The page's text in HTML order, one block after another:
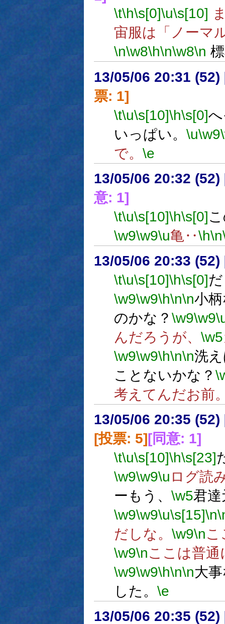
\t\h\s[0]\u\s[10]
宙服は「ノーマ
\n\w8\h\n\w8\n
13/05/06 20:31 (52)
票: 1]
\t\u\s[10]\h\s[0]
いっぱい。 \u\w9
で。 \e
13/05/06 20:32 (52)
意: 1]
\t\u\s[10]\h\s[0]
\w9\w9\u亀‥\h\n
13/05/06 20:33 (52)
\t\u\s[10]\h\s[0]
\w9\w9\h\n\n小
のかな？ \w9\w9
んだろうが、 \w5
\w9\w9\h\n\n洗
ことないかな？
考えてんだお前
13/05/06 20:35 (52)
[投票: 5][同意: 1]
\t\u\s[10]\h\s[23]
\w9\w9\u ログ読
ーもう、 \w5君
\w9\w9\u\s[15]\n
だしな。 \w9\nこ
\w9\nここは普
\w9\w9\h\n\n大
した。 \e
13/05/06 20:35 (52)